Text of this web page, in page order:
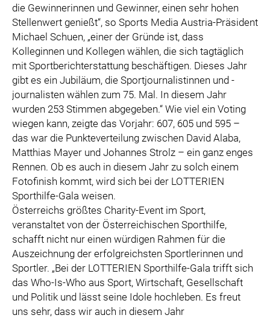
die Gewinnerinnen und Gewinner, einen sehr hohen
Stellenwert genießt“, so Sports Media Austria-Präsident
Michael Schuen, „einer der Gründe ist, dass
Kolleginnen und Kollegen wählen, die sich tagtäglich
mit Sportberichterstattung beschäftigen. Dieses Jahr
gibt es ein Jubiläum, die Sportjournalistinnen und -
journalisten wählen zum 75. Mal. In diesem Jahr
wurden 253 Stimmen abgegeben.“ Wie viel ein Voting
wiegen kann, zeigte das Vorjahr: 607, 605 und 595 –
das war die Punkteverteilung zwischen David Alaba,
Matthias Mayer und Johannes Strolz – ein ganz enges
Rennen. Ob es auch in diesem Jahr zu solch einem
Fotofinish kommt, wird sich bei der LOTTERIEN
Sporthilfe-Gala weisen.
Österreichs größtes Charity-Event im Sport,
veranstaltet von der Österreichischen Sporthilfe,
schafft nicht nur einen würdigen Rahmen für die
Auszeichnung der erfolgreichsten Sportlerinnen und
Sportler. „Bei der LOTTERIEN Sporthilfe-Gala trifft sich
das Who-Is-Who aus Sport, Wirtschaft, Gesellschaft
und Politik und lässt seine Idole hochleben. Es freut
uns sehr, dass wir auch in diesem Jahr